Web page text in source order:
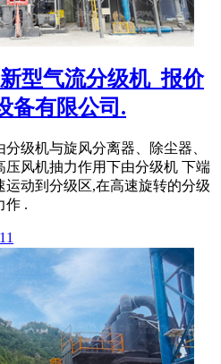
型气流分级机_报价
备有限公司.
级机与旋风分离器、除尘器、
压风机抽力作用下由分级机 下端
运动到分级区,在高速旋转的分级
作 .